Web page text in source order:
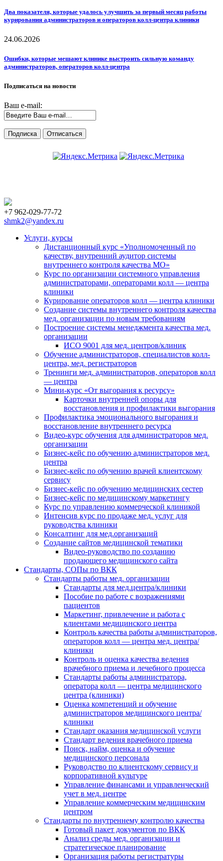
Два показателя, которые удалось улучшить за первый месяц работы
курирования администраторов и операторов колл-центра клиники
24.06.2026
Ошибки, которые мешают клинике выстроить сильную команду
администраторов, операторов колл-центра
Подписаться на новости
Ваш e-mail:
+7 962-029-77-72
shmk2@yandex.ru
Услуги, курсы
Дистанционный курс «Уполномоченный по
качеству, внутренний аудитор системы
внутреннего контроля качества МО»
Курс по организации системного управления
администраторами, операторами колл — центра
клиники
Курирование операторов колл — центра клиники
Создание системы внутреннего контроля качества
мед. организации по новым требованиям
Построение системы менеджмента качества мед.
организации
ИСО 9001 для мед. центров/клиник
Обучение администраторов, специалистов колл-
центра, мед. регистраторов
Тренинги мед. администраторов, операторов колл
— центра
Мини-курс «От выгорания к ресурсу»
Карточки внутренней опоры для
восстановления и профилактики выгорания
Профилактика эмоционального выгорания и
восстановление внутреннего ресурса
Видео-курс обучения для администраторов мед.
организации
Бизнес-кейс по обучению администраторов мед.
центра
Бизнес-кейс по обучению врачей клиентскому
сервису
Бизнес-кейс по обучению медицинских сестер
Бизнес-кейс по медицинскому маркетингу
Курс по управлению коммерческой клиникой
Интенсив курс по продаже мед. услуг для
руководства клиники
Консалтинг для мед.организаций
Создание сайтов медицинской тематики
Видео-руководство по созданию
продающего медицинского сайта
Стандарты, СОПы по ВКК
Стандарты работы мед. организации
Стандарты для мед.центра/клиники
Пособие по работе с возражениями
пациентов
Маркетинг, привлечение и работа с
клиентами медицинского центра
Контроль качества работы администраторов,
операторов колл — центра мед. центра/
клиники
Контроль и оценка качества ведения
врачебного приема и лечебного процесса
Стандарты работы администратора,
оператора колл — центра медицинского
центра (клиники)
Оценка компетенций и обучение
администраторов медицинского центра/
клиники
Стандарт оказания медицинской услуги
Стандарт ведения врачебного приема
Поиск, найм, оценка и обучение
медицинского персонала
Руководство по клиентскому сервису и
корпоративной культуре
Управление финансами и управленческий
учет в мед. центре
Управление коммерческим медицинским
центром
Стандарты по внутреннему контролю качества
Готовый пакет документов по ВКК
Анализ среды мед. организации и
стратегическое планирование
Организация работы регистратуры